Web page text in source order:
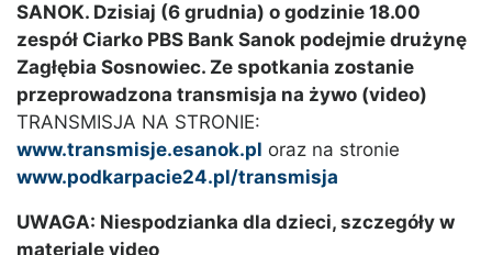
SANOK. Dzisiaj (6 grudnia) o godzinie 18.00
zespół Ciarko PBS Bank Sanok podejmie drużynę
Zagłębia Sosnowiec. Ze spotkania zostanie
przeprowadzona transmisja na żywo (video)
TRANSMISJA NA STRONIE:
www.transmisje.esanok.pl oraz na stronie
www.podkarpacie24.pl/transmisja
UWAGA: Niespodzianka dla dzieci, szczegóły w
materiale video